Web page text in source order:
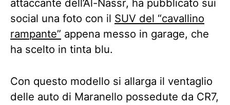
attaccante dell’Al-Nassr, ha pubblicato sui
social una foto con il SUV del “cavallino
rampante” appena messo in garage, che
ha scelto in tinta blu.
Con questo modello si allarga il ventaglio
delle auto di Maranello possedute da CR7,